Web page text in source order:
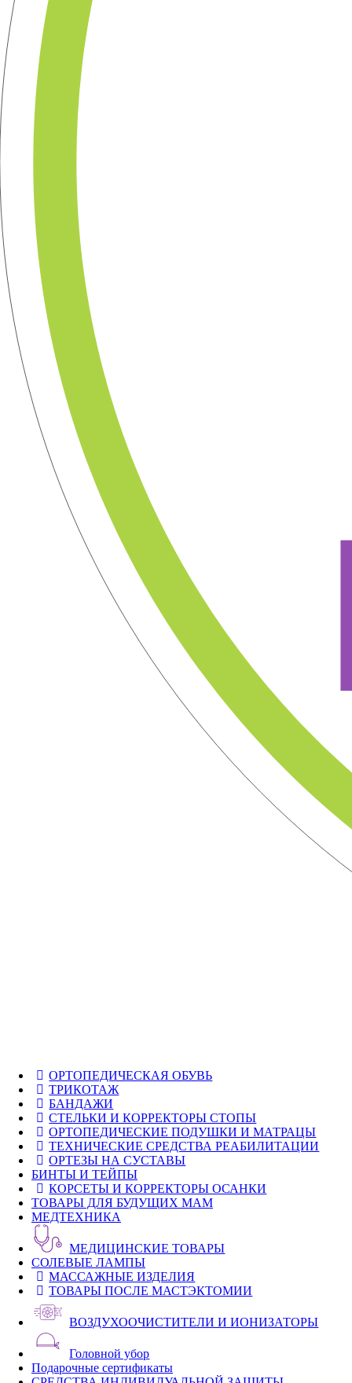
ОРТОПЕДИЧЕСКАЯ ОБУВЬ
ТРИКОТАЖ
БАНДАЖИ
СТЕЛЬКИ И КОРРЕКТОРЫ СТОПЫ
ОРТОПЕДИЧЕСКИЕ ПОДУШКИ И МАТРАЦЫ
ТЕХНИЧЕСКИЕ СРЕДСТВА РЕАБИЛИТАЦИИ
ОРТЕЗЫ НА СУСТАВЫ
БИНТЫ И ТЕЙПЫ
КОРСЕТЫ И КОРРЕКТОРЫ ОСАНКИ
ТОВАРЫ ДЛЯ БУДУЩИХ МАМ
МЕДТЕХНИКА
МЕДИЦИНСКИЕ ТОВАРЫ
СОЛЕВЫЕ ЛАМПЫ
МАССАЖНЫЕ ИЗДЕЛИЯ
ТОВАРЫ ПОСЛЕ МАСТЭКТОМИИ
ВОЗДУХООЧИСТИТЕЛИ И ИОНИЗАТОРЫ
Головной убор
Подарочные сертификаты